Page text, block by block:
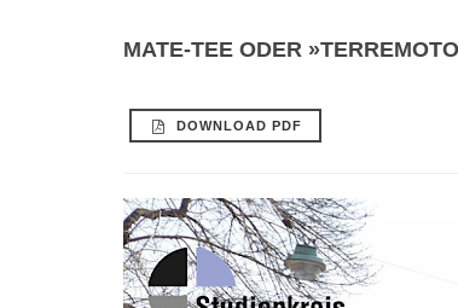
MATE-TEE ODER
DOWNLOAD PDF